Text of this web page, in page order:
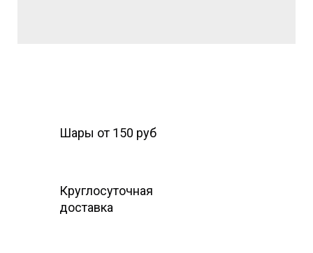
Шары от 150 руб
Круглосуточная
доставка